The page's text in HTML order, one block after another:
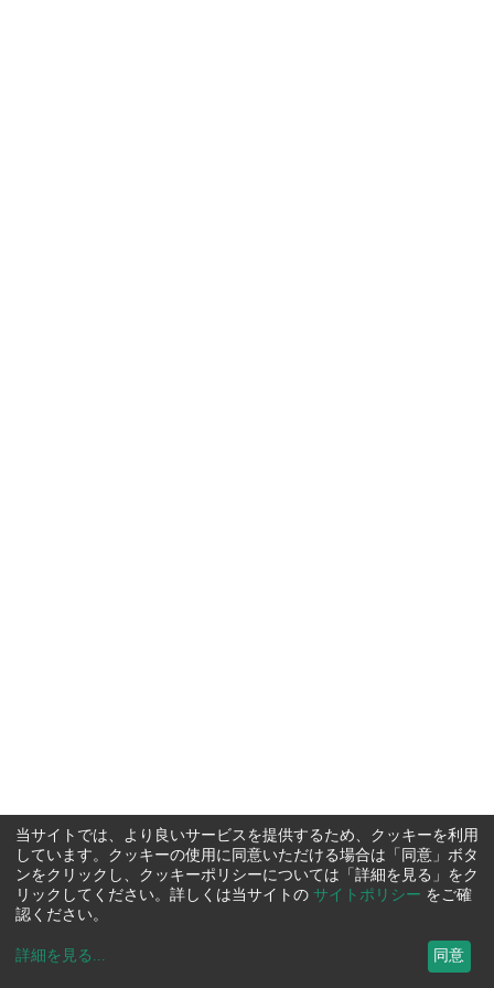
当サイトでは、より良いサービスを提供するため、クッキーを利用
しています。クッキーの使用に同意いただける場合は「同意」ボタ
ンをクリックし、クッキーポリシーについては「詳細を見る」をク
リックしてください。詳しくは当サイトの サイトポリシー をご確
認ください。
詳細を見る ... 同意